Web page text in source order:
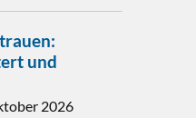
und
2026